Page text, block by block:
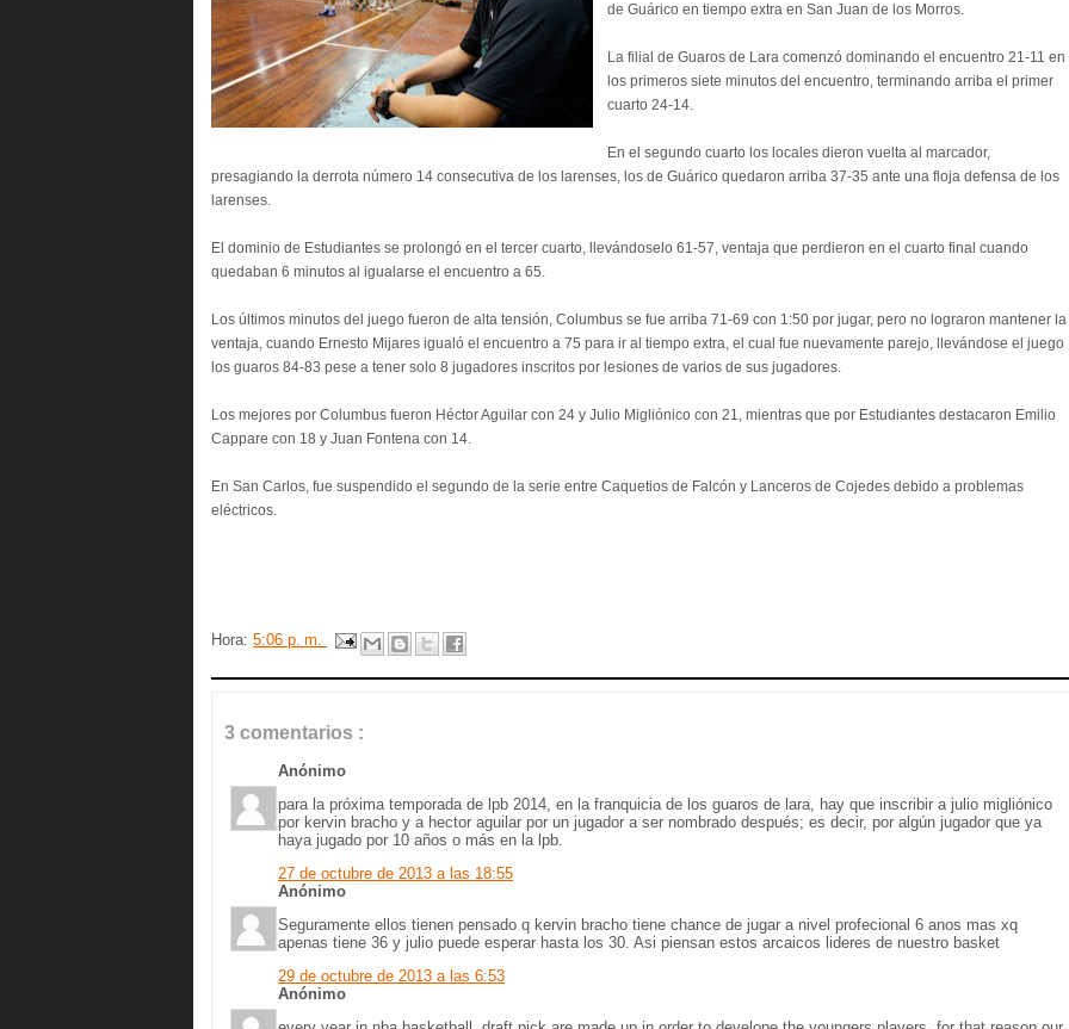
de Guárico en tiempo extra en San Juan de los Morros.
La filial de Guaros de Lara comenzó dominando el encuentro 21-11 en
los primeros siete minutos del encuentro, terminando arriba el primer
cuarto 24-14.
En el segundo cuarto los locales dieron vuelta al marcador,
presagiando la derrota número 14 consecutiva de los larenses, los de Guárico quedaron arriba 37-35 ante una floja defensa de los
larenses.
El dominio de Estudiantes se prolongó en el tercer cuarto, llevándoselo 61-57, ventaja que perdieron en el cuarto final cuando
quedaban 6 minutos al igualarse el encuentro a 65.
Los últimos minutos del juego fueron de alta tensión, Columbus se fue arriba 71-69 con 1:50 por jugar, pero no lograron mantener la
ventaja, cuando Ernesto Mijares igualó el encuentro a 75 para ir al tiempo extra, el cual fue nuevamente parejo, llevándose el juego
los guaros 84-83 pese a tener solo 8 jugadores inscritos por lesiones de varios de sus jugadores.
Los mejores por Columbus fueron Héctor Aguilar con 24 y Julio Migliónico con 21, mientras que por Estudiantes destacaron Emilio
Cappare con 18 y Juan Fontena con 14.
En San Carlos, fue suspendido el segundo de la serie entre Caquetios de Falcón y Lanceros de Cojedes debido a problemas
eléctricos.
Hora: 5:06 p. m.
3 comentarios :
Anónimo
para la próxima temporada de lpb 2014, en la franquicia de los guaros de lara, hay que inscribir a julio migliónico
por kervin bracho y a hector aguilar por un jugador a ser nombrado después; es decir, por algún jugador que ya
haya jugado por 10 años o más en la lpb.
27 de octubre de 2013 a las 18:55
Anónimo
Seguramente ellos tienen pensado q kervin bracho tiene chance de jugar a nivel profecional 6 anos mas xq
apenas tiene 36 y julio puede esperar hasta los 30. Asi piensan estos arcaicos lideres de nuestro basket
29 de octubre de 2013 a las 6:53
Anónimo